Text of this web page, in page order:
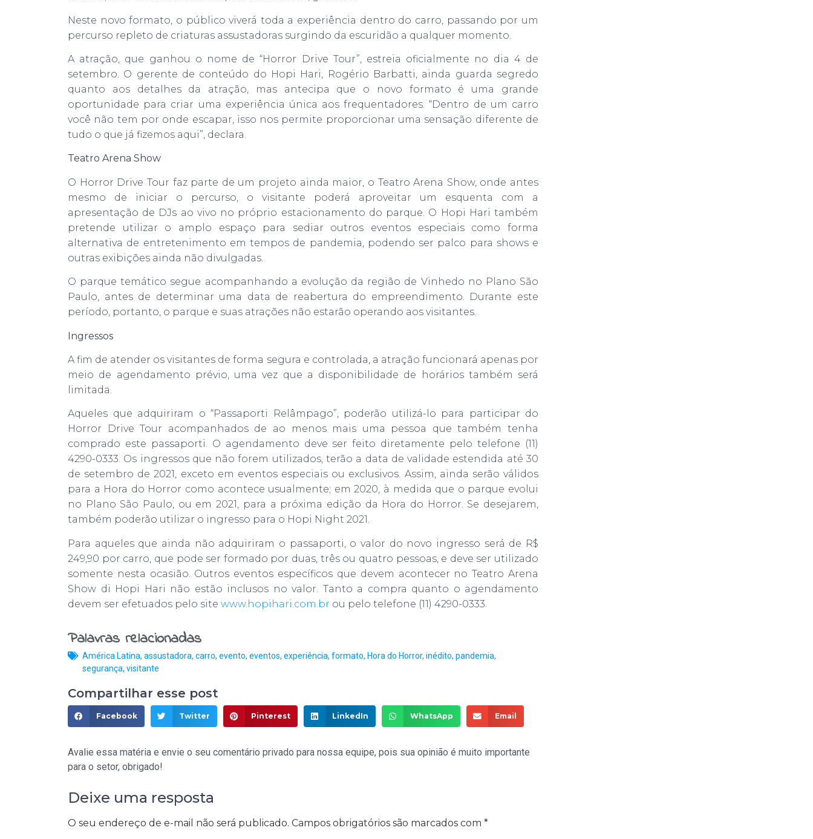
Neste novo formato, o público viverá toda a experiência dentro do carro, passando por um
percurso repleto de criaturas assustadoras surgindo da escuridão a qualquer momento.
A atração, que ganhou o nome de “Horror Drive Tour”, estreia oficialmente no dia 4 de
setembro. O gerente de conteúdo do Hopi Hari, Rogério Barbatti, ainda guarda segredo
quanto aos detalhes da atração, mas antecipa que o novo formato é uma grande
oportunidade para criar uma experiência única aos frequentadores. “Dentro de um carro
você não tem por onde escapar, isso nos permite proporcionar uma sensação diferente de
tudo o que já fizemos aqui”, declara.
Teatro Arena Show
O Horror Drive Tour faz parte de um projeto ainda maior, o Teatro Arena Show, onde antes
mesmo de iniciar o percurso, o visitante poderá aproveitar um esquenta com a
apresentação de DJs ao vivo no próprio estacionamento do parque. O Hopi Hari também
pretende utilizar o amplo espaço para sediar outros eventos especiais como forma
alternativa de entretenimento em tempos de pandemia, podendo ser palco para shows e
outras exibições ainda não divulgadas.
O parque temático segue acompanhando a evolução da região de Vinhedo no Plano São
Paulo, antes de determinar uma data de reabertura do empreendimento. Durante este
período, portanto, o parque e suas atrações não estarão operando aos visitantes.
Ingressos
A fim de atender os visitantes de forma segura e controlada, a atração funcionará apenas por
meio de agendamento prévio, uma vez que a disponibilidade de horários também será
limitada.
Aqueles que adquiriram o “Passaporti Relâmpago”, poderão utilizá-lo para participar do
Horror Drive Tour acompanhados de ao menos mais uma pessoa que também tenha
comprado este passaporti. O agendamento deve ser feito diretamente pelo telefone (11)
4290-0333. Os ingressos que não forem utilizados, terão a data de validade estendida até 30
de setembro de 2021, exceto em eventos especiais ou exclusivos. Assim, ainda serão válidos
para a Hora do Horror como acontece usualmente; em 2020, à medida que o parque evolui
no Plano São Paulo, ou em 2021, para a próxima edição da Hora do Horror. Se desejarem,
também poderão utilizar o ingresso para o Hopi Night 2021.
Para aqueles que ainda não adquiriram o passaporti, o valor do novo ingresso será de R$
249,90 por carro, que pode ser formado por duas, três ou quatro pessoas, e deve ser utilizado
somente nesta ocasião. Outros eventos específicos que devem acontecer no Teatro Arena
Show di Hopi Hari não estão inclusos no valor. Tanto a compra quanto o agendamento
devem ser efetuados pelo site www.hopihari.com.br ou pelo telefone (11) 4290-0333.
Palavras relacionadas
América Latina, assustadora, carro, evento, eventos, experiência, formato, Hora do Horror, inédito, pandemia,
segurança, visitante
Compartilhar esse post
Facebook Twitter Pinterest LinkedIn WhatsApp Email
Avalie essa matéria e envie o seu comentário privado para nossa equipe, pois sua opinião é muito importante
para o setor, obrigado!
Deixe uma resposta
O seu endereço de e-mail não será publicado. Campos obrigatórios são marcados com *